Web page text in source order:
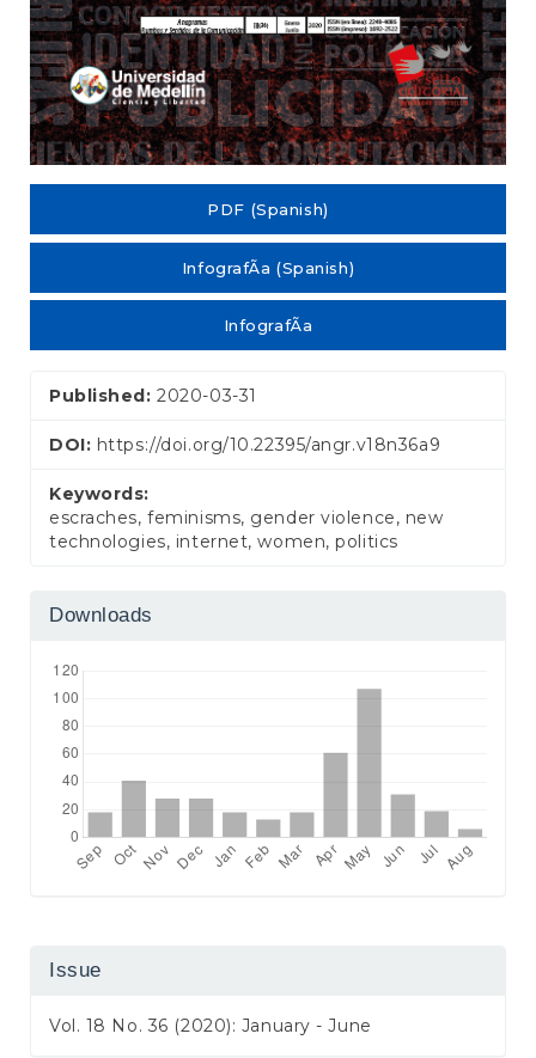
PDF (Spanish)
InfografÃ­a (Spanish)
InfografÃ­a
Published:2020-03-31
DOI: https://doi.org/10.22395/angr.v18n36a9
Keywords:
escraches, feminisms, gender violence, new
technologies, internet, women, politics
Downloads
Issue
Vol. 18 No. 36 (2020): January - June